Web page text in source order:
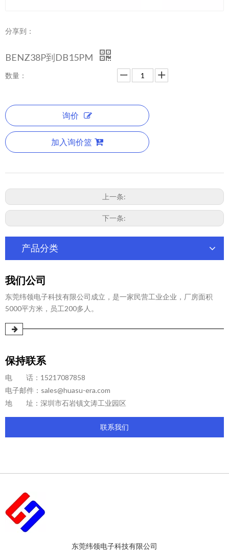
分享到：
BENZ38P到DB15PM
数量：
询价
加入询价篮
上一条:
下一条:
产品分类
我们公司
东莞纬领电子科技有限公司成立，是一家民营工业企业，厂房面积
5000平方米，员工200多人。
保持联系
电 话：15217087858
电子邮件： sales@huasu-era.com
地 址：深圳市石岩镇文涛工业园区
联系我们
东莞纬领电子科技有限公司